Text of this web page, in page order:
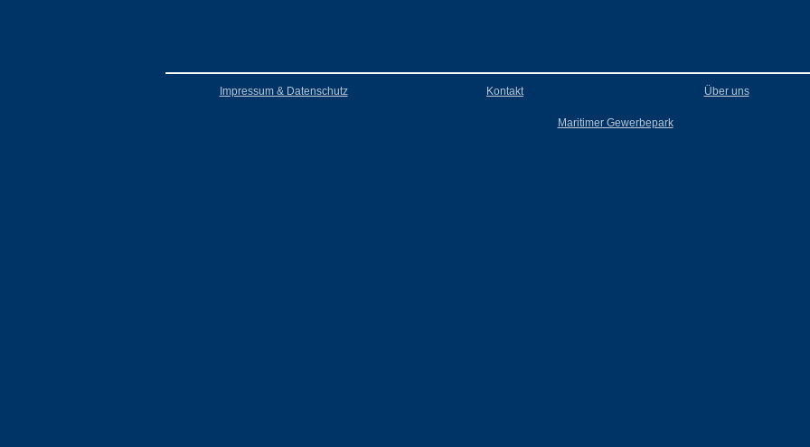
Impressum & Datenschutz Kontakt Über uns
Maritimer Gewerbepark